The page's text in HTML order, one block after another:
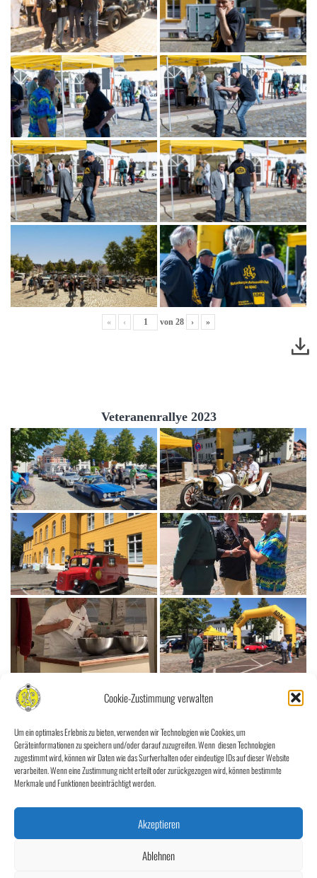
Cookie-Zustimmung verwalten
Um ein optimales Erlebnis zu bieten, verwenden wir Technologien wie Cookies, um
Geräteinformationen zu speichern und/oder darauf zuzugreifen. Wenn diesen Technologien
zugestimmt wird, können wir Daten wie das Surfverhalten oder eindeutige IDs auf dieser Website
verarbeiten. Wenn eine Zustimmung nicht erteilt oder zurückgezogen wird, können bestimmte
Merkmale und Funktionen beeinträchtigt werden.
Akzeptieren
Ablehnen
« ‹ von 28 › »
Veteranenrallye 2023